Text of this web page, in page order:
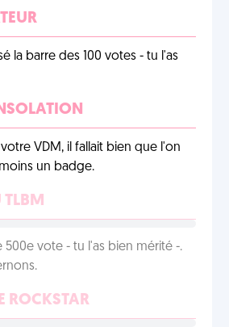
la barre des 100 votes - tu l'as
VDM, il fallait bien que l'on
un badge.
TLBM
vote - tu l'as bien mérité -.
ROCKSTAR